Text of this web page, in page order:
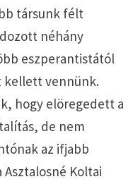
társunk félt
néhány
eszperantistától
kellett vennünk.
hogy elöregedett a
de nem
az ifjabb
Koltai